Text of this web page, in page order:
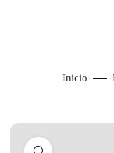
Inicio